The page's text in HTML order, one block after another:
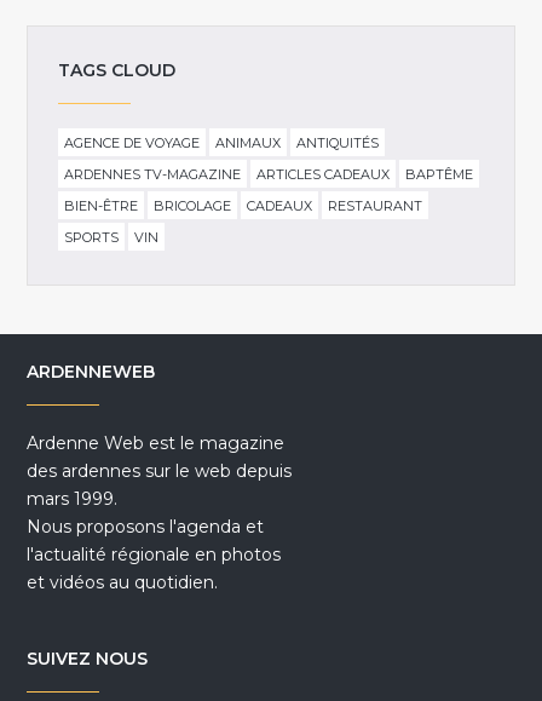
TAGS CLOUD
AGENCE DE VOYAGE ANIMAUX
ANTIQUITÉS
ARDENNES TV-MAGAZINE
ARTICLES CADEAUX
BAPTÊME
BIEN-ÊTRE
BRICOLAGE CADEAUX
RESTAURANT
SPORTS
VIN
ARDENNEWEB
Ardenne Web est le magazine
des ardennes sur le web depuis
mars 1999.
Nous proposons l'agenda et
l'actualité régionale en photos
et vidéos au quotidien.
SUIVEZ NOUS